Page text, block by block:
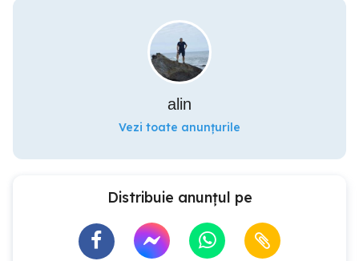
alin
Vezi toate anunțurile
Distribuie anunțul pe